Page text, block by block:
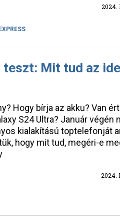
2024.
teszt: Mit tud az
Hogy bírja az akku? Van
S24 Ultra? Január végén
kialakítású toptelefonját
hogy mit tud, megéri-e
2024.